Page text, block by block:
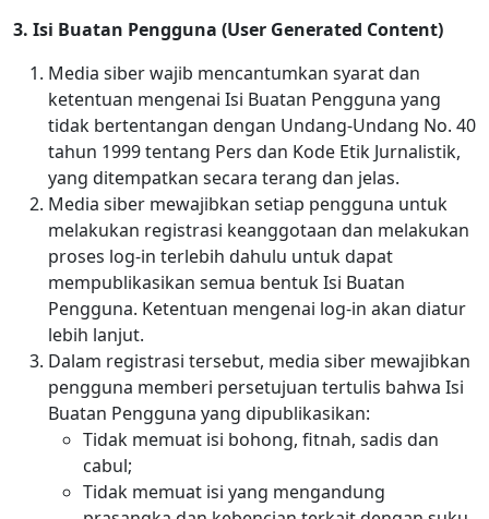
3. Isi Buatan Pengguna (User Generated Content)
Media siber wajib mencantumkan syarat dan
ketentuan mengenai Isi Buatan Pengguna yang
tidak bertentangan dengan Undang-Undang No. 40
tahun 1999 tentang Pers dan Kode Etik Jurnalistik,
yang ditempatkan secara terang dan jelas.
Media siber mewajibkan setiap pengguna untuk
melakukan registrasi keanggotaan dan melakukan
proses log-in terlebih dahulu untuk dapat
mempublikasikan semua bentuk Isi Buatan
Pengguna. Ketentuan mengenai log-in akan diatur
lebih lanjut.
Dalam registrasi tersebut, media siber mewajibkan
pengguna memberi persetujuan tertulis bahwa Isi
Buatan Pengguna yang dipublikasikan:
Tidak memuat isi bohong, fitnah, sadis dan
cabul;
Tidak memuat isi yang mengandung